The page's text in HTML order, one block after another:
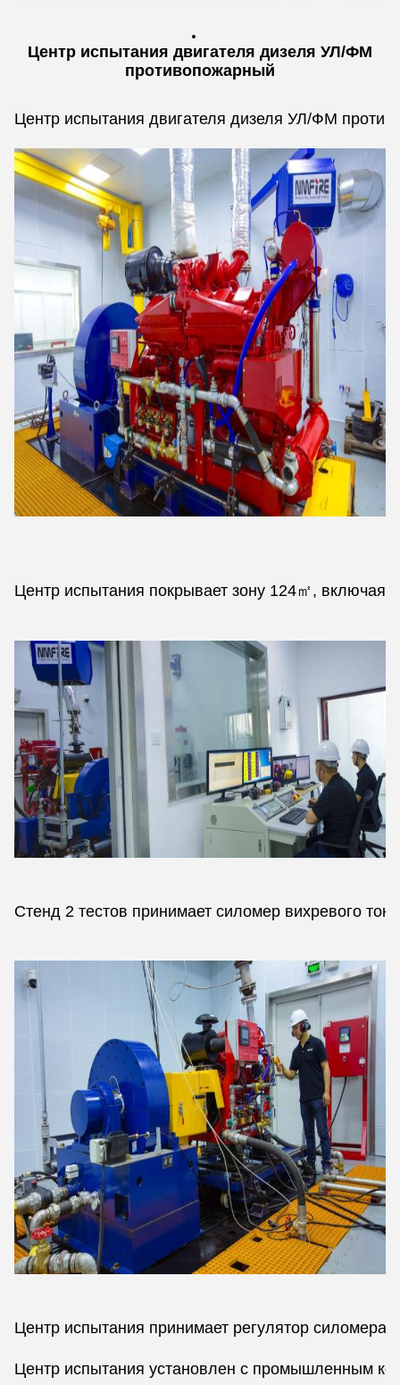
Центр испытания двигателя дизеля УЛ/ФМ
противопожарный
Центр испытания двигателя дизеля УЛ/ФМ
Центр испытания покрывает зону 124㎡, включая
Стенд 2 тестов принимает силомер вихревого
Центр испытания принимает регулятор силомера
Центр испытания установлен с промышленным